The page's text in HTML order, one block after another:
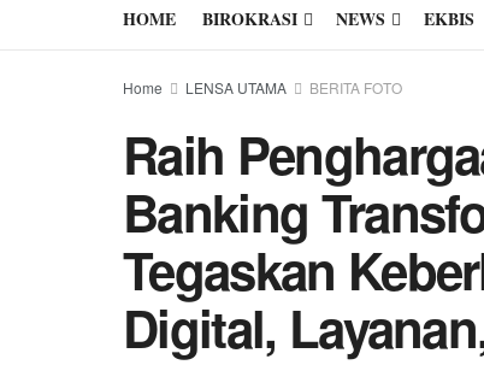
HOME BIROKRASI NEWS EKBIS
Home LENSA UTAMA BERITA FOTO
Raih
Banking
Tegaskan
Digital,